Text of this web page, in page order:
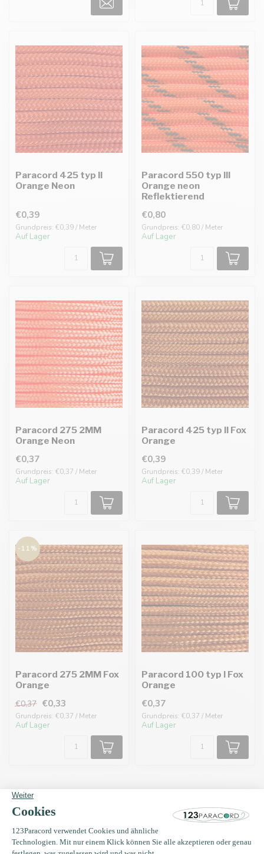
Paracord 425 typ II
Orange Neon
€0,39
Grundpreis: €0,39 / Meter
Auf Lager
Paracord 550 typ III
Orange neon
Reflektierend
€0,80
Grundpreis: €0,80 / Meter
Auf Lager
Paracord 275 2MM
Orange Neon
€0,37
Grundpreis: €0,37 / Meter
Auf Lager
Paracord 425 typ II Fox
Orange
€0,39
Grundpreis: €0,39 / Meter
Auf Lager
-11%
Paracord 275 2MM Fox
Orange
€0,37 €0,33
Grundpreis: €0,37 / Meter
Auf Lager
Paracord 100 typ I Fox
Orange
€0,37
Grundpreis: €0,37 / Meter
Auf Lager